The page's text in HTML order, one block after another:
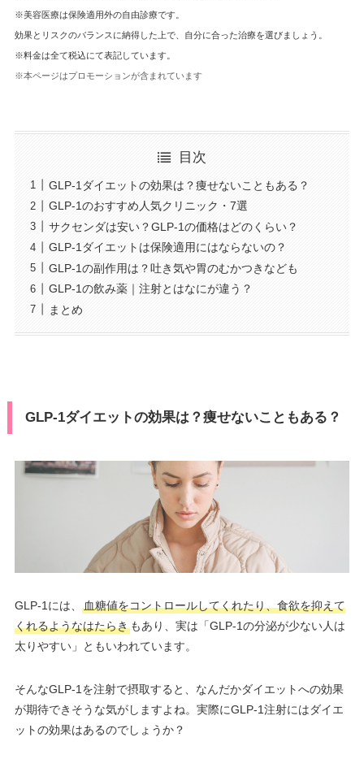
※美容医療は保険適用外の自由診療です。
効果とリスクのバランスに納得した上で、自分に合った治療を選びましょう。
※料金は全て税込にて表記しています。
※本ページはプロモーションが含まれています
目次
GLP-1ダイエットの効果は？痩せないこともある？
GLP-1のおすすめ人気クリニック・7選
サクセンダは安い？GLP-1の価格はどのくらい？
GLP-1ダイエットは保険適用にはならないの？
GLP-1の副作用は？吐き気や胃のむかつきなども
GLP-1の飲み薬｜注射とはなにが違う？
まとめ
GLP-1ダイエットの効果は？痩せないこともある？
GLP-1には、
血糖値をコントロールしてくれたり、食欲を抑えて
くれるようなはたらきもあり、実は「GLP-1の分泌が少ない人は
太りやすい」ともいわれています。
そんなGLP-1を注射で摂取すると、なんだかダイエットへの効果
が期待できそうな気がしますよね。実際にGLP-1注射にはダイエ
ットの効果はあるのでしょうか？